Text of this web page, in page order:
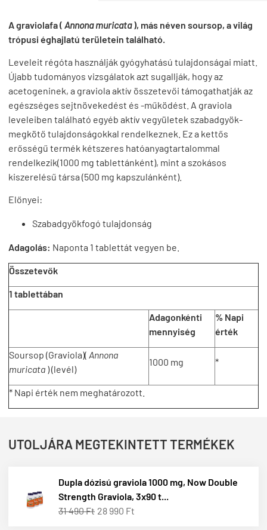
A graviolafa ( Annona muricata), más néven soursop, a világ
trópusi éghajlatú területein található.
Leveleit régóta használják gyógyhatású tulajdonságai miatt.
Újabb tudományos vizsgálatok azt sugallják, hogy az
acetogeninek, a graviola aktív összetevői támogathatják az
egészséges sejtnövekedést és -működést. A graviola
leveleiben található egyéb aktív vegyületek szabadgyök-
megkötő tulajdonságokkal rendelkeznek. Ez a kettős
erősségű termék kétszeres hatóanyagtartalommal
rendelkezik(1000 mg tablettánként), mint a szokásos
kiszerelésű társa (500 mg kapszulánként).
Előnyei:
Szabadgyökfogó tulajdonság
Adagolás: Naponta 1 tablettát vegyen be.
Összetevők
1 tablettában
Adagonkénti
mennyiség
% Napi
érték
Soursop (Graviola)( Annona
muricata ) (levél)
1000 mg *
* Napi érték nem meghatározott.
UTOLJÁRA MEGTEKINTETT TERMÉKEK
Dupla dózisú graviola 1000 mg, Now Double
Strength Graviola, 3x90 t...
31 490 Ft 28 990 Ft